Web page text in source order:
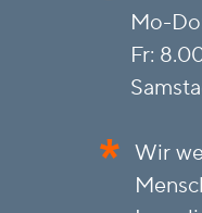
Mo-
Fr:
* Wir